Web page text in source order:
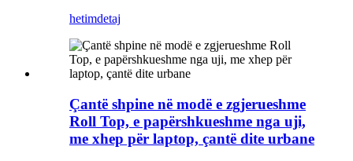
hetimdetaj
Çantë shpine në modë e zgjerueshme
Roll Top, e papërshkueshme nga uji,
me xhep për laptop, çantë dite urbane